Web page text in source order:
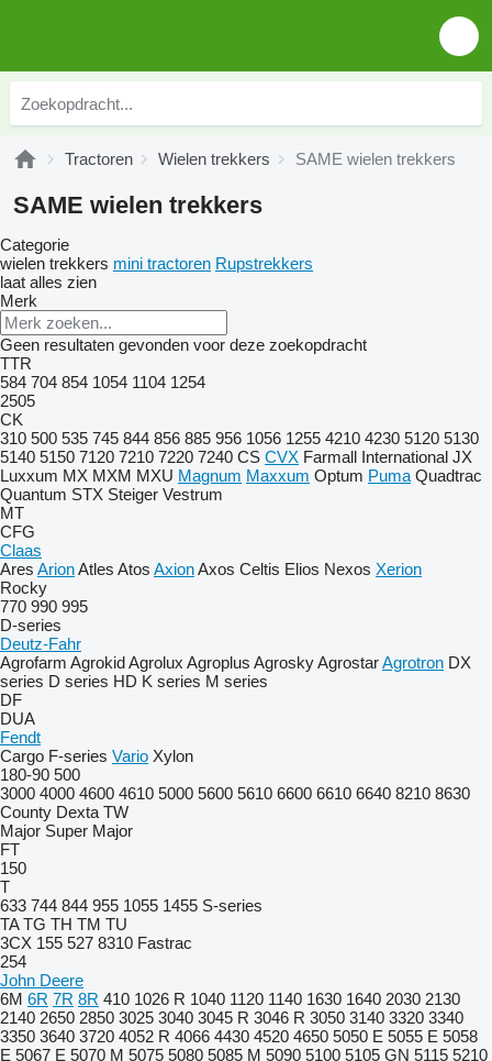
Tractoren Wielen trekkers SAME wielen trekkers
SAME wielen trekkers
Categorie
wielen trekkers mini tractoren Rupstrekkers
laat alles zien
Merk
Geen resultaten gevonden voor deze zoekopdracht
TTR
584 704 854 1054 1104 1254
2505
CK
310 500 535 745 844 856 885 956 1056 1255 4210 4230 5120 5130
5140 5150 7120 7210 7220 7240 CS CVX Farmall International JX
Luxxum MX MXM MXU Magnum Maxxum Optum Puma Quadtrac
Quantum STX Steiger Vestrum
MT
CFG
Claas
Ares ArionAtles Atos AxionAxos Celtis Elios Nexos Xerion
Rocky
770 990 995
D-series
Deutz-Fahr
Agrofarm AgrokidAgrolux Agroplus AgroskyAgrostarAgrotron DX
series D series HD K series M series
DF
DUA
Fendt
Cargo F-series Vario Xylon
180-90 500
3000 4000 4600 4610 5000 5600 5610 6600 6610 6640 8210 8630
County Dexta TW
Major Super Major
FT
150
T
633 744 844 955 1055 1455 S-series
TA TG TH TM TU
3CX 155 527 8310 Fastrac
254
John Deere
6M 6R 7R 8R 410 1026 R 1040 1120 1140 1630 1640 2030 2130
2140 2650 2850 3025 3040 3045 R 3046 R 3050 3140 3320 3340
3350 3640 3720 4052 R 4066 4430 4520 4650 5050 E 5055 E 5058
E 5067 E 5070 M 5075 5080 5085 M 5090 5100 5105 GN 5115 5210